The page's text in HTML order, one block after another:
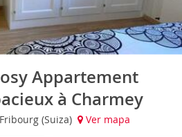
Appartement
à Charmey
(Suiza) Ver mapa